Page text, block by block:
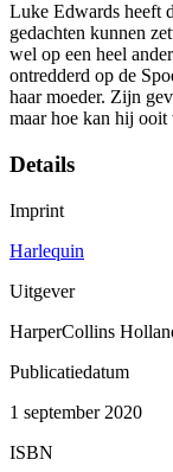
Luke Edwards heeft
gedachten kunnen
wel op een heel
ontredderd op de
haar moeder. Zijn
maar hoe kan hij ooit
Details
Imprint
Harlequin
Uitgever
HarperCollins
Publicatiedatum
1 september 2020
ISBN